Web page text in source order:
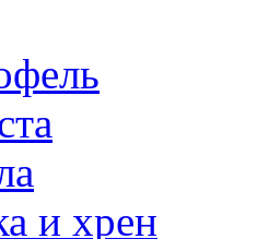
и хрен